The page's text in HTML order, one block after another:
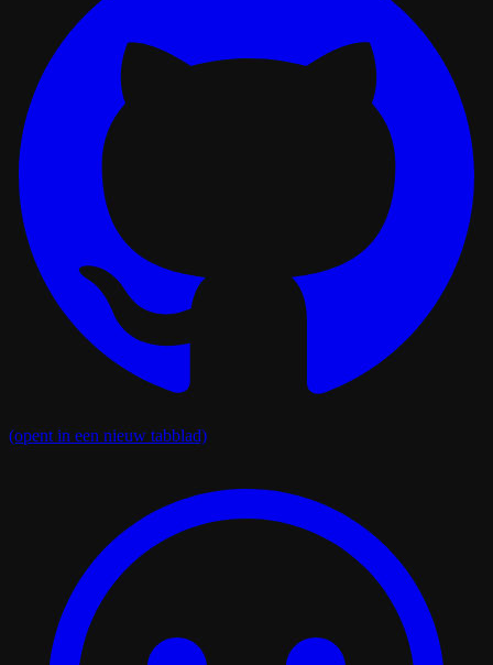
(opent in een nieuw tabblad)